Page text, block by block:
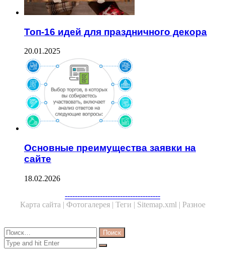
Топ-16 идей для праздничного декора
20.01.2025
Основные преимущества заявки на
сайте
18.02.2026
--------------------------------------
Карта сайта | Фотогалерея | Теги | Sitemap.xml | Разное
Close
Найти:
Close
Search